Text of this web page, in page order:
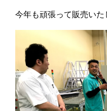
今年も頑張って販売いた